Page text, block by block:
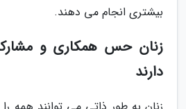
بیشتری انجام می دهند.
زنان حس همکاری و
دارند